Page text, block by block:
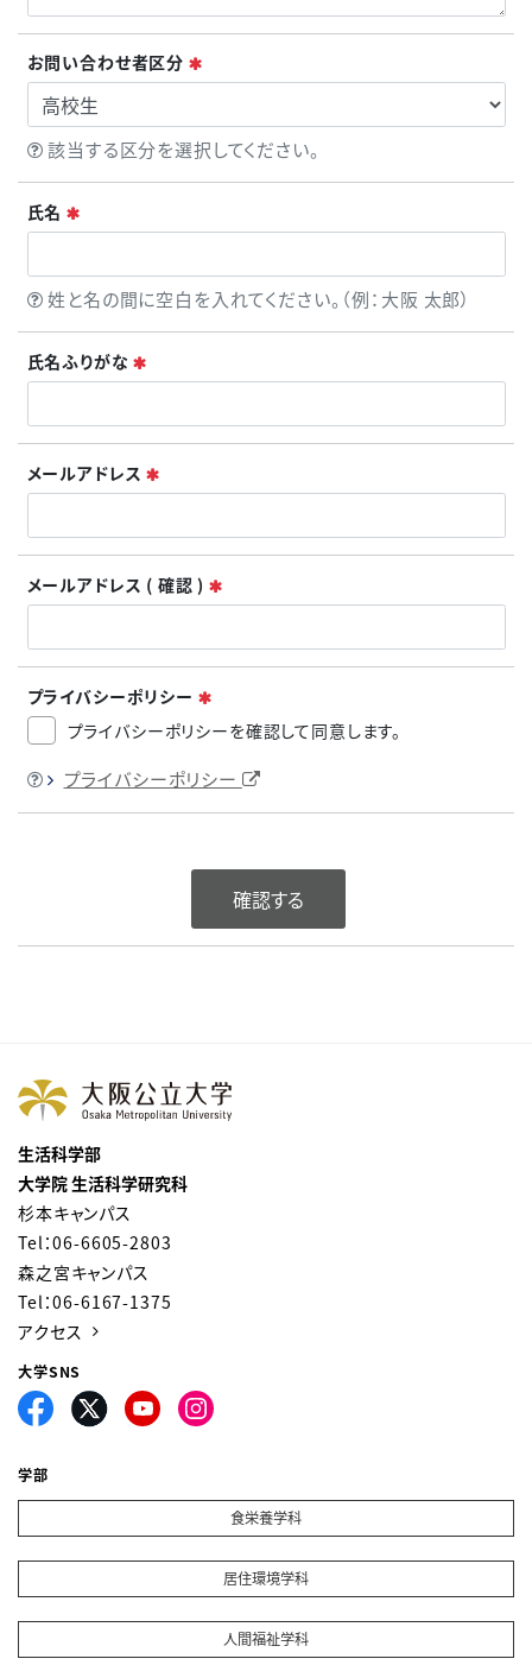
お問い合わせ者区分
ヒント
該当する区分を選択してください。
氏名
ヒント
姓と名の間に空白を入れてください。（例：大阪 太郎）
氏名ふりがな
メールアドレス
メールアドレス ( 確認 )
プライバシーポリシー
プライバシーポリシーを確認して同意します。
ヒント
プライバシーポリシー
確認する
生活科学部
大学院 生活科学研究科
杉本キャンパス
Tel：06-6605-2803
森之宮キャンパス
Tel：06-6167-1375
アクセス
大学SNS
学部
食栄養学科
居住環境学科
人間福祉学科